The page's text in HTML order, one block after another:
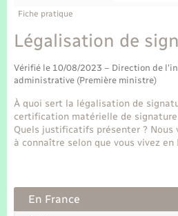
Organisation d’événement
Sécurité - Prévention
Seniors
Voirie et espace public
Fiche pratique
Légalisation de
Vérifié le 10/08/2023 – Direction de
administrative (Première ministre)
À quoi sert la légalisation de
certification matérielle de signature
Quels justificatifs présenter ? Nous
à connaître selon que vous vivez en
En France